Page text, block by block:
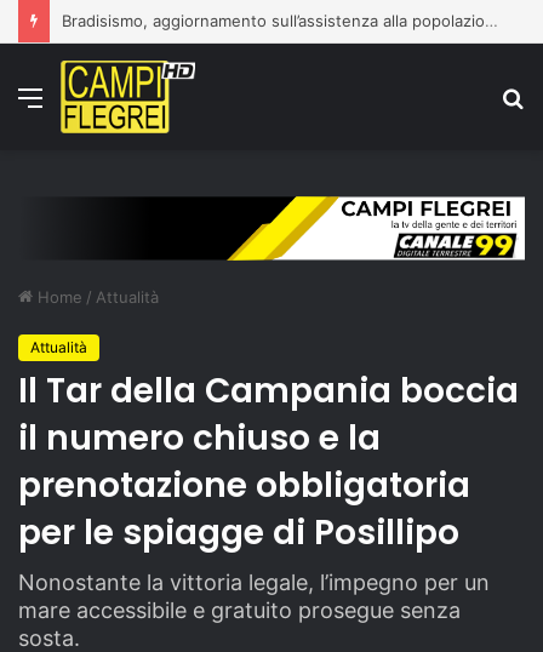
Bradisismo, aggiornamento sull’assistenza alla popolazione
Menu
Home / Attualità
Attualità
Il Tar della Campania boccia
il numero chiuso e la
prenotazione obbligatoria
per le spiagge di Posillipo
Nonostante la vittoria legale, l’impegno per un
mare accessibile e gratuito prosegue senza
sosta.